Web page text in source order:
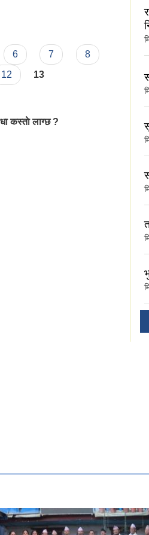
6 7
8
12 13
कस्ताे लाग्छ ?